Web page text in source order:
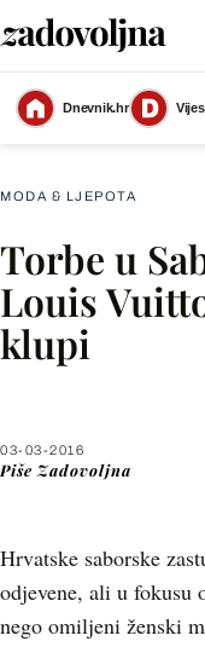
Dnevnik.hr
MODA & LJEPOTA
Torbe u
Louis
klupi
03-03-2016
Piše Zadovoljna
Hrvatske saborske
odjevene, ali u fokusu
nego omiljeni ženski